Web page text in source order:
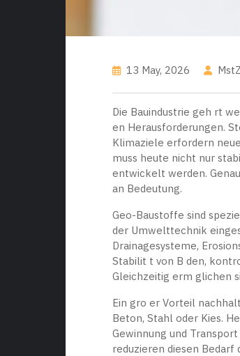
13 May, 2026
Die Bauindustrie geh rt
en Herausforderungen.
Klimaziele erfordern
muss heute nicht nur
entwickelt werden.
an Bedeutung.
Geo-Baustoffe sind
der Umwelttechnik
Drainagesysteme,
Stabilit t von B den,
Gleichzeitig erm glichen
Ein gro er Vorteil
Beton, Stahl oder Kies.
Gewinnung und
reduzieren diesen Bedarf